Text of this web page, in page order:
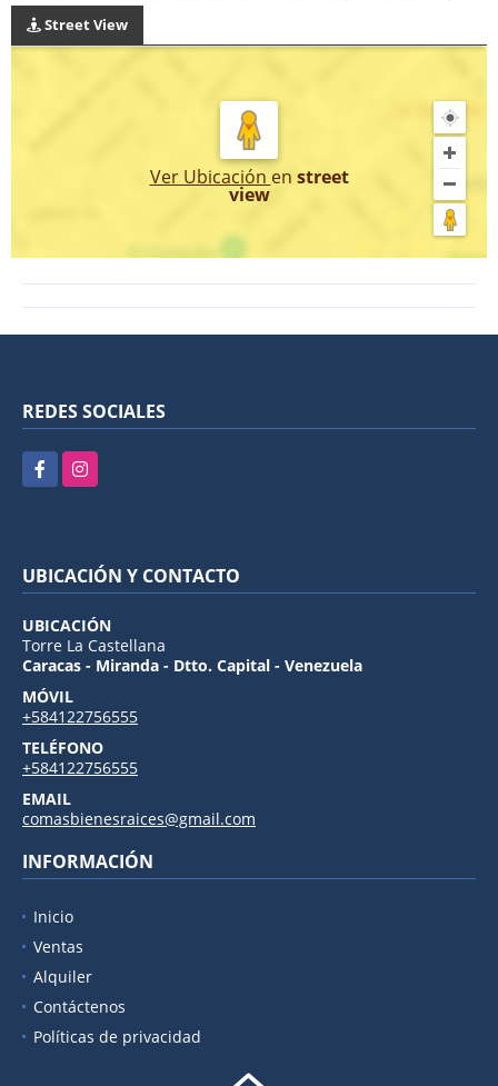
Street View
Ver Ubicación en street
view
REDES SOCIALES
FacebookInstagram
UBICACIÓN Y CONTACTO
UBICACIÓN
Torre La Castellana
Caracas - Miranda - Dtto. Capital - Venezuela
MÓVIL
+584122756555
TELÉFONO
+584122756555
EMAIL
comasbienesraices@gmail.com
INFORMACIÓN
Inicio
Ventas
Alquiler
Contáctenos
Políticas de privacidad